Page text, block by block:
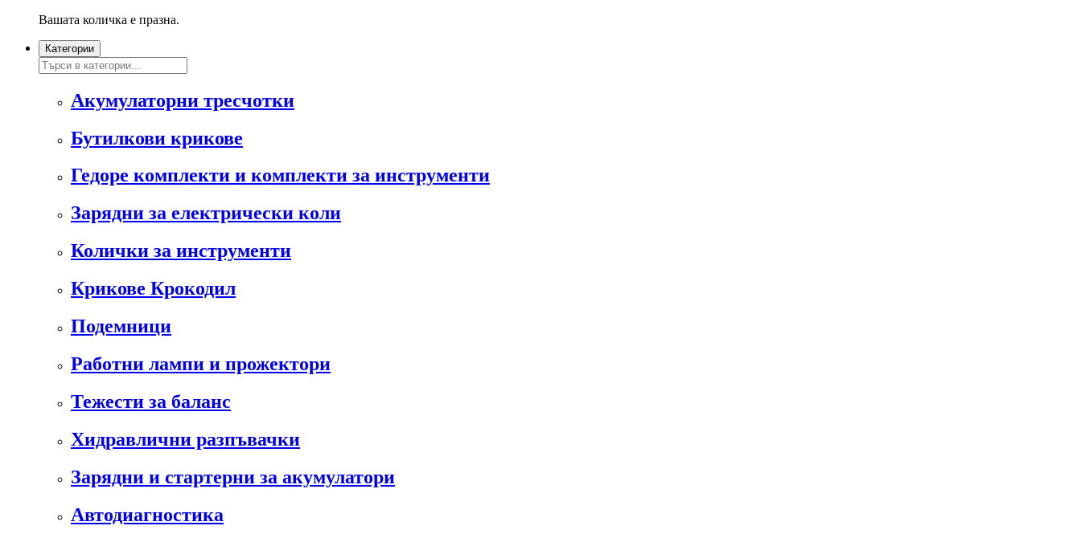
Вашата количка е празна.
Категории
Акумулаторни тресчотки
Бутилкови крикове
Гедоре комплекти и комплекти за инструменти
Зарядни за електрически коли
Колички за инструменти
Крикове Крокодил
Подемници
Работни лампи и прожектори
Тежести за баланс
Хидравлични разпъвачки
Зарядни и стартерни за акумулатори
Автодиагностика